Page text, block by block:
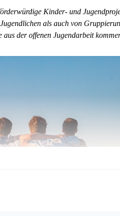
Kinder- und
als auch von
der offenen Jugendarbeit